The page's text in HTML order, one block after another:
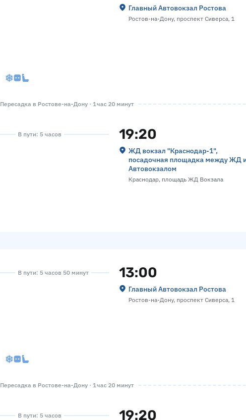
Главный Автовокзал Ростова
Ростов-на-Дону, проспект Сиверса, 1
Пересадка в Ростове-на-Дону · 1 час 20 минут
В пути: 5 часов 19:20
ЖД вокзал "Краснодар-1",
посадочная площадка между ЖД
Автовокзалом
Краснодар, площадь ЖД Вокзала
В пути: 5 часов 50 минут 13:00
Главный Автовокзал Ростова
Ростов-на-Дону, проспект Сиверса, 1
Пересадка в Ростове-на-Дону · 1 час 20 минут
В пути: 5 часов 19:20